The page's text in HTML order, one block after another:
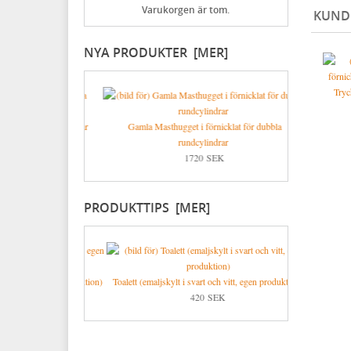
Praktiska ting i hemmet
Dricksglas, vinglas & karaffer
Övriga spikar
Nubb
Stålskruv
Mässingsskruv
Förnicklad mässingsskruv
Blåa med vit text
Gjutna skyltar mässing & nickel
Skyltar med symboler
Specialverktyg
Brynen
Varukorgen är tom.
NYA PRODUKTER [MER]
Gamla Masthugget i förnicklat för dubbla
rundcylindrar
1720 SEK
PRODUKTTIPS [MER]
Toalett (emaljskylt i svart och vitt, egen produktion)
420 SEK